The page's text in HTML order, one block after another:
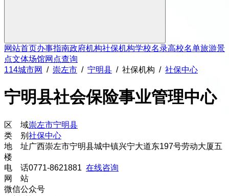
网站首页办事指南政府机构社保机构学校名录高校名单旅游景
点文体场馆网点查询
114城市网
/ 崇左市 / 宁明县 / 社保机构 / 社保中心
宁明县社会保险事业管理中心
区 域崇左市宁明县
类 别 社保中心
地 址广西崇左市宁明县城中镇兴宁大道东197号劳动大厦五
楼
电 话0771-8621881 在线咨询
网 站
微信公众号